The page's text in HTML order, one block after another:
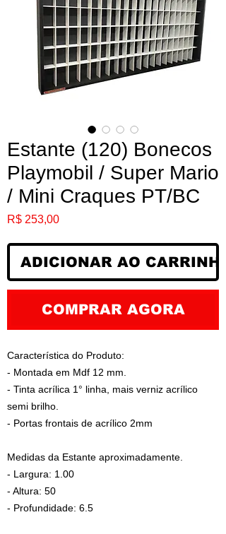
Estante (120) Bonecos
Playmobil / Super Mario
/ Mini Craques PT/BC
R$ 253,00Preço
ADICIONAR AO CARRINHO
COMPRAR AGORA
Característica do Produto:
- Montada em Mdf 12 mm.
- Tinta acrílica 1° linha, mais verniz acrílico
semi brilho.
- Portas frontais de acrílico 2mm
Medidas da Estante aproximadamente.
- Largura: 1.00
- Altura: 50
- Profundidade: 6.5